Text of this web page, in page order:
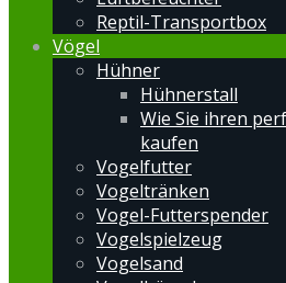
Reptil-Transportbox
Vögel
Hühner
Hühnerstall
Wie Sie ihren
kaufen
Vogelfutter
Vogeltränken
Vogel-Futterspender
Vogelspielzeug
Vogelsand